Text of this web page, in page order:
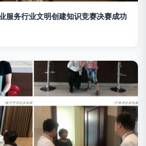
服务行业文明创建知识竞赛决赛成功